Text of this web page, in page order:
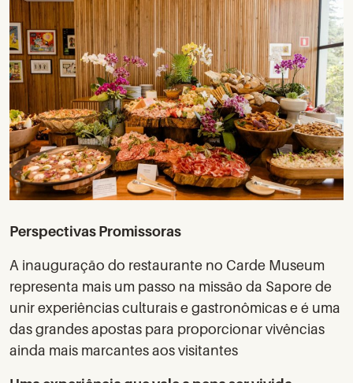
Perspectivas Promissoras
A inauguração do restaurante no Carde Museum
representa mais um passo na missão da Sapore de
unir experiências culturais e gastronômicas e é uma
das grandes apostas para proporcionar vivências
ainda mais marcantes aos visitantes